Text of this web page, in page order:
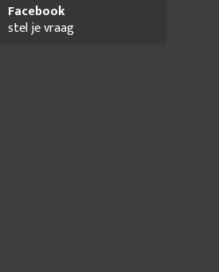
Facebook
stel je vraag